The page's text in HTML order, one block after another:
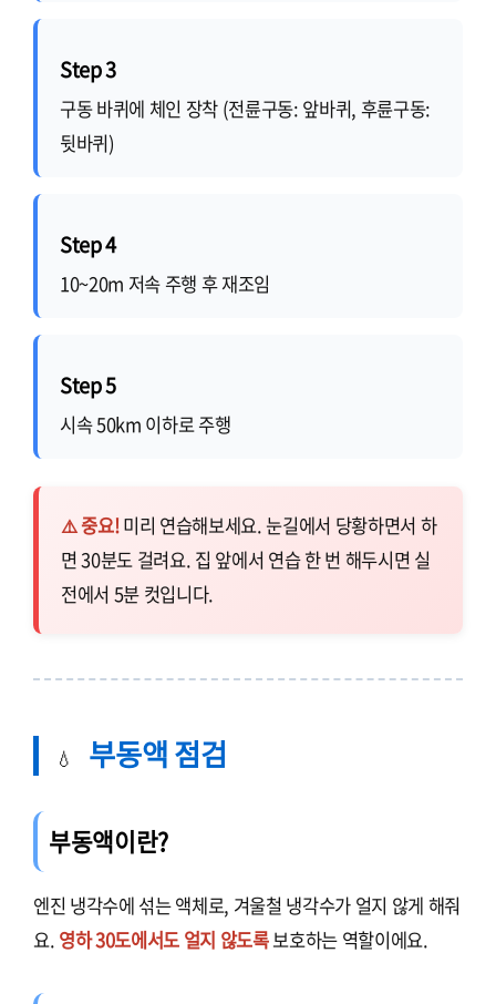
Step 3
구동 바퀴에 체인 장착 (전륜구동: 앞바퀴, 후륜구동:
뒷바퀴)
Step 4
10~20m 저속 주행 후 재조임
Step 5
시속 50km 이하로 주행
⚠️ 중요!미리 연습해보세요. 눈길에서 당황하면서 하
면 30분도 걸려요. 집 앞에서 연습 한 번 해두시면 실
전에서 5분 컷입니다.
💧 부동액 점검
부동액이란?
엔진 냉각수에 섞는 액체로, 겨울철 냉각수가 얼지 않게 해줘
요. 영하 30도에서도 얼지 않도록보호하는 역할이에요.